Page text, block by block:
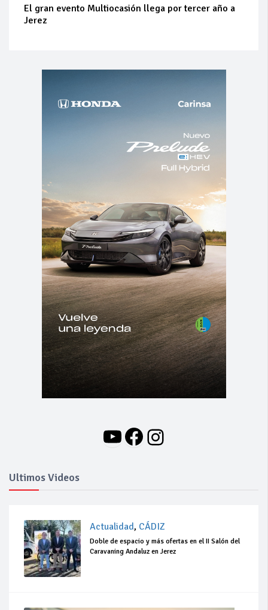
El gran evento Multiocasión llega por tercer año a
Jerez
YouTube
Facebook
Instagram
Ultimos Videos
Actualidad, CÁDIZ
Doble de espacio y más ofertas en el II Salón del
Caravaning Andaluz en Jerez